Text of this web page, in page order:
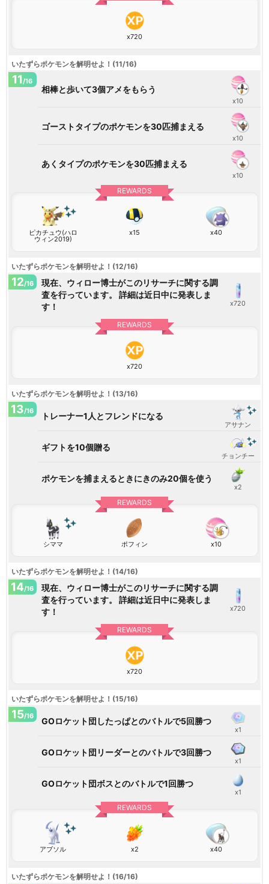
x720
いたずらポケモンを解明せよ！(11/16)
11/16
相棒と歩いて3個アメをもらう
x10
ゴーストタイプのポケモンを30匹捕まえる
x10
あくタイプのポケモンを30匹捕まえる
x10
REWARDS
ピカチュウ(ハロ
ウィン2019)
x15 x40
いたずらポケモンを解明せよ！(12/16)
12/16
現在、ウィロー博士がこのリサーチに関する調
査を行っています。 詳細は近日中に発表しま
す！
x720
REWARDS
x720
いたずらポケモンを解明せよ！(13/16)
13/16 トレーナー1人とフレンドになる
アサナン
ギフトを10個贈る
チョンチー
ポケモンを捕まえるときにきのみ20個を使う
x2
REWARDS
シママ ポフィン x10
いたずらポケモンを解明せよ！(14/16)
14/16
現在、ウィロー博士がこのリサーチに関する調
査を行っています。 詳細は近日中に発表しま
す！
x720
REWARDS
x720
いたずらポケモンを解明せよ！(15/16)
15/16 GOロケット団したっぱとのバトルで5回勝つ
x1
GOロケット団リーダーとのバトルで3回勝つ
x1
GOロケット団ボスとのバトルで1回勝つ
x1
REWARDS
アブソル x2 x40
いたずらポケモンを解明せよ！(16/16)